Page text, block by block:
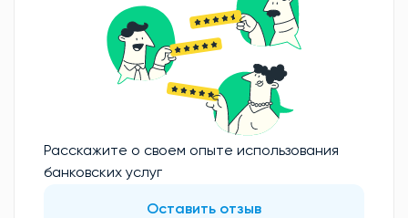
Расскажите о своем опыте использования
банковских услуг
Оставить отзыв